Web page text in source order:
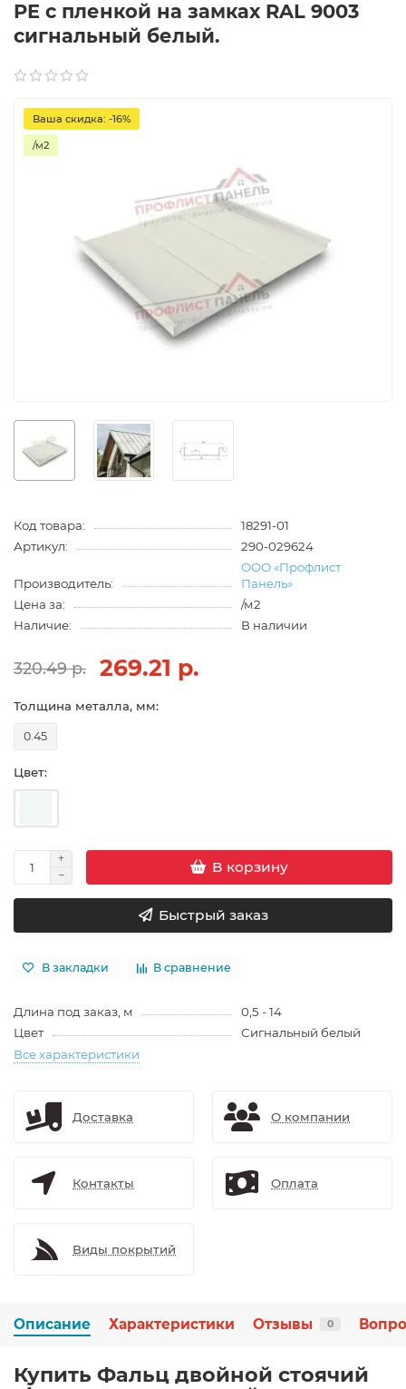
PE с пленкой на замках RAL 9003
сигнальный белый.
Ваша скидка: -16%
/м2
Код товара:
18291-01
Артикул:
290-029624
Производитель:
ООО «Профлист
Панель»
Цена за:
/м2
Наличие:
В наличии
320.49 р. 269.21 р.
Толщина металла, мм:
0.45
Цвет:
В корзину
Быстрый заказ
В закладки В сравнение
Длина под заказ, м
0,5 - 14
Цвет
Сигнальный белый
Все характеристики
Доставка О компании
Контакты Оплата
Виды покрытий
Описание Характеристики Отзывы 0
Купить Фальц двойной стоячий